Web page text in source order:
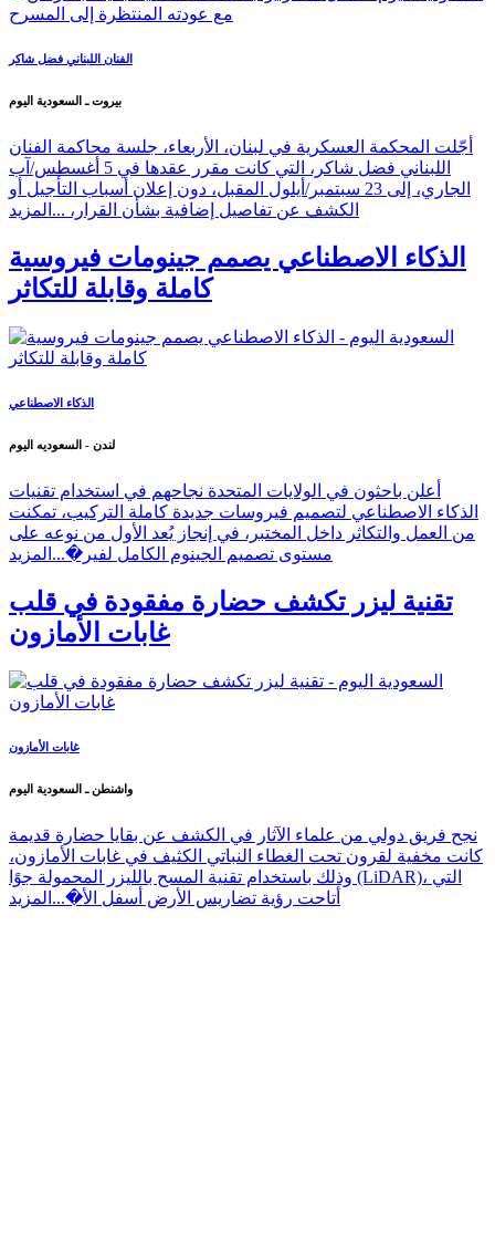
الفنان اللبناني فضل شاكر
بيروت ـ السعودية اليوم
أجّلت المحكمة العسكرية في لبنان، الأربعاء، جلسة محاكمة الفنان
اللبناني فضل شاكر، التي كانت مقرر عقدها في 5 أغسطس/آب
الجاري، إلى 23 سبتمبر/أيلول المقبل، دون إعلان أسباب التأجيل أو
الكشف عن تفاصيل إضافية بشأن القرار، ... المزيد
الذكاء الاصطناعي يصمم جينومات فيروسية
كاملة وقابلة للتكاثر
الذكاء الاصطناعي
لندن - السعوديه اليوم
أعلن باحثون في الولايات المتحدة نجاحهم في استخدام تقنيات
الذكاء الاصطناعي لتصميم فيروسات جديدة كاملة التركيب، تمكنت
من العمل والتكاثر داخل المختبر، في إنجاز يُعد الأول من نوعه على
مستوى تصميم الجينوم الكامل لفير�... المزيد
تقنية ليزر تكشف حضارة مفقودة في قلب
غابات الأمازون
غابات الأمازون
واشنطن ـ السعودية اليوم
نجح فريق دولي من علماء الآثار في الكشف عن بقايا حضارة قديمة
كانت مخفية لقرون تحت الغطاء النباتي الكثيف في غابات الأمازون،
وذلك باستخدام تقنية المسح بالليزر المحمولة جوًا (LiDAR)، التي
أتاحت رؤية تضاريس الأرض أسفل الأ�... المزيد